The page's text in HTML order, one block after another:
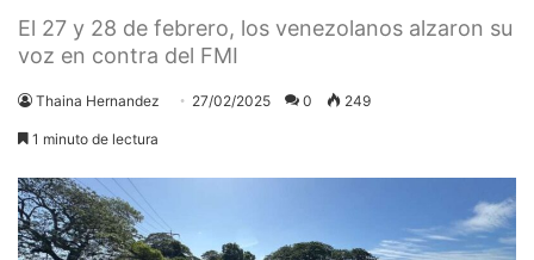
El 27 y 28 de febrero, los venezolanos alzaron su
voz en contra del FMI
Thaina Hernandez 27/02/2025 0 249
1 minuto de lectura